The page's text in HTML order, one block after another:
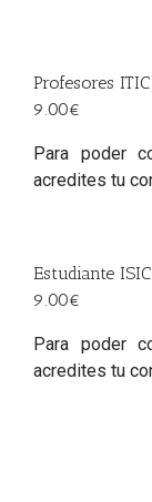
Profesores ITIC
9.00€
Para poder
acredites tu
Estudiante ISIC
9.00€
Para poder
acredites tu